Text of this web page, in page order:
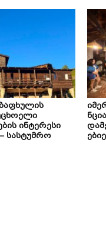
ინტერესი
სასტუმრო